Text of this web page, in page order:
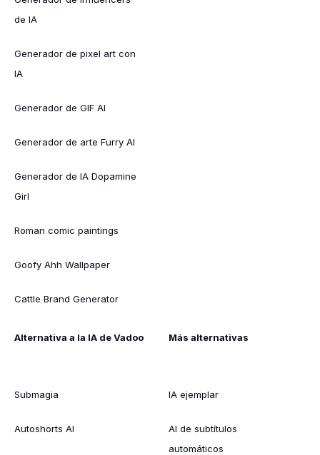
de IA
Generador de pixel art con
IA
Generador de GIF AI
Generador de arte Furry AI
Generador de IA Dopamine
Girl
Roman comic paintings
Goofy Ahh Wallpaper
Cattle Brand Generator
Alternativa a la IA de Vadoo
Submagia
Autoshorts AI
Más alternativas
IA ejemplar
AI de subtítulos
automáticos